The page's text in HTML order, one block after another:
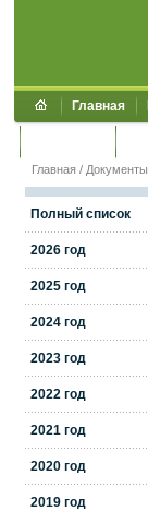
Главная
Главная / Документы
Полный список
2026 год
2025 год
2024 год
2023 год
2022 год
2021 год
2020 год
2019 год